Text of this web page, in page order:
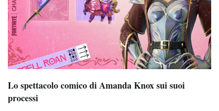
Lo spettacolo comico di Amanda Knox sui suoi
processi